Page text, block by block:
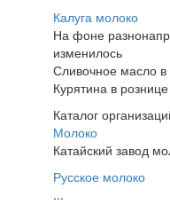
Калуга молоко
На фоне
изменилось
Сливочное масло в
Курятина в
Каталог
Молоко
Катайский завод
Русское молоко
...